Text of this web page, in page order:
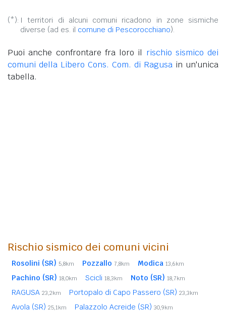
(*): I territori di alcuni comuni ricadono in zone sismiche
diverse (ad es. il comune di Pescorocchiano).
Puoi anche confrontare fra loro il rischio sismico dei
comuni della Libero Cons. Com. di Ragusa in un'unica
tabella.
Rischio sismico dei comuni vicini
Rosolini (SR) 5,8km Pozzallo 7,8km Modica 13,6km
Pachino (SR) 18,0km Scicli 18,3km Noto (SR) 18,7km
RAGUSA 23,2km Portopalo di Capo Passero (SR) 23,3km
Avola (SR) 25,1km Palazzolo Acreide (SR) 30,9km